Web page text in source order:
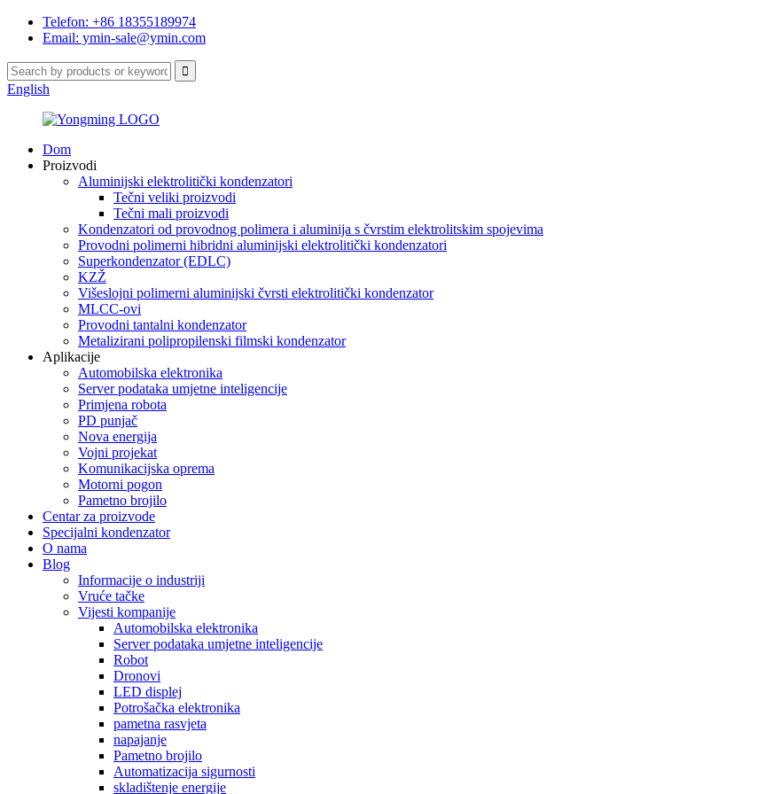
Telefon: +86 18355189974
Email: ymin-sale@ymin.com
English
Dom
Proizvodi
Aluminijski elektrolitički kondenzatori
Tečni veliki proizvodi
Tečni mali proizvodi
Kondenzatori od provodnog polimera i aluminija s čvrstim elektrolitskim spojevima
Provodni polimerni hibridni aluminijski elektrolitički kondenzatori
Superkondenzator (EDLC)
KZŽ
Višeslojni polimerni aluminijski čvrsti elektrolitički kondenzator
MLCC-ovi
Provodni tantalni kondenzator
Metalizirani polipropilenski filmski kondenzator
Aplikacije
Automobilska elektronika
Server podataka umjetne inteligencije
Primjena robota
PD punjač
Nova energija
Vojni projekat
Komunikacijska oprema
Motorni pogon
Pametno brojilo
Centar za proizvode
Specijalni kondenzator
O nama
Blog
Informacije o industriji
Vruće tačke
Vijesti kompanije
Automobilska elektronika
Server podataka umjetne inteligencije
Robot
Dronovi
LED displej
Potrošačka elektronika
pametna rasvjeta
napajanje
Pametno brojilo
Automatizacija sigurnosti
skladištenje energije